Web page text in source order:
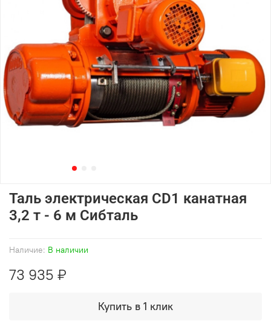
Наличие: В наличии
Таль электрическая CD1 канатная
3,2 т - 6 м Сибталь
73 935 ₽
Купить в 1 клик